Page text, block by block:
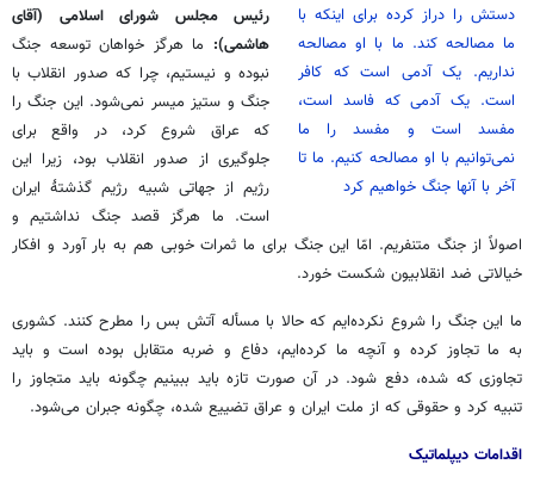
دستش را دراز کرده برای اینکه با
ما مصالحه کند. ما با او مصالحه
نداریم. یک آدمی است که کافر
است. یک آدمی که فاسد است،
مفسد است و مفسد را ما
نمی‌توانیم با او مصالحه کنیم. ما تا
آخر با آنها جنگ خواهیم کرد
رئیس مجلس شورای اسلامی (آقای
هاشمی): ما هرگز خواهان توسعه جنگ
نبوده و نیستیم، چرا که صدور انقلاب با
جنگ و ستیز میسر نمی‌شود. این جنگ را
که عراق شروع کرد، در واقع برای
جلوگیری از صدور انقلاب بود، زیرا این
رژیم از جهاتی شبیه رژیم گذشتۀ ایران
است. ما هرگز قصد جنگ نداشتیم و
اصولاً از جنگ متنفریم. امّا این جنگ برای ما ثمرات خوبی هم به بار آورد و افکار
خیالاتی ضد انقلابیون شکست خورد.
ما این جنگ را شروع نکرده‌ایم که حالا با مسأله آتش بس را مطرح کنند. کشوری
به ما تجاوز کرده و آنچه ما کرده‌ایم، دفاع و ضربه متقابل بوده است و باید
تجاوزی که شده، دفع شود. در آن صورت تازه باید ببینیم چگونه باید متجاوز را
تنبیه کرد و حقوقی که از ملت ایران و عراق تضییع شده، چگونه جبران می‌شود.
اقدامات دیپلماتیک